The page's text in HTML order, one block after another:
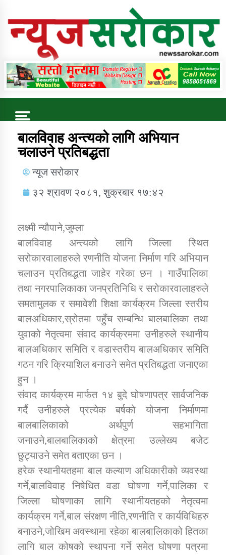
Online News Portal
Trending Now
कुषि बिकास कार्यालय जुम्ला सुचना सन्देश
डिभिजन कार्यालय जुम्लाको सुचना सन्देश
कर्णाली प्रविधि शिक्षालय जुम्लाको सुचना
सामाजिक बिकास कार्यालय जुम्लाकाे सुचना
कार्यक्रम कार्यान्वयन एकाई जुम्लाको सुचना
बालविवाह अन्त्यको लागि अभियान
चलाउने प्रतिबद्धता
न्यूज सरोकार
३२ श्रावण २०८१, शुक्रबार १७:४२
लक्ष्मी न्यौपाने,जुम्ला
बालविवाह अन्त्यको लागि जिल्ला स्थित
सरोकारवालाहरुले रणनीति योजना निर्माण गरि अभियान
चलाउन प्रतिबद्धता जाहेर गरेका छन । गाउँपालिका
तथा नगरपालिकाका जनप्रतिनिधि र सरोकारवालाहरुले
समतामुलक र समावेशी शिक्षा कार्यक्रम जिल्ला स्तरीय
बालअधिकार,स्रोतमा पहुँच सम्बन्धि बालबालिका तथा
युवाको नेतृत्वमा संवाद कार्यक्रममा उनीहरुले स्थानीय
बालअधिकार समिति र वडास्तरीय बालअधिकार समिति
गठन गरि क्रियाशिल बनाउने समेत प्रतिबद्धता जनाएका
हुन ।
संवाद कार्यक्रम मार्फत १४ बुदे घोषणापत्र सार्वजनिक
गर्दै उनीहरुले प्रत्येक बर्षको योजना निर्माणमा
बालबालिकाको अर्थपुर्ण सहभागिता
जनाउने,बालबालिकाको क्षेत्रमा उल्लेख्य बजेट
छुट्याउने समेत बताएका छन ।
हरेक स्थानीयतहमा बाल कल्याण अधिकारीको व्यवस्था
गर्ने,बालविवाह निषेधित वडा घोषणा गर्ने,पालिका र
जिल्ला घोषणाका लागि स्थानीयतहको नेतृत्वमा
कार्यक्रम गर्ने,बाल संरक्षण नीति,रणनीति र कार्यविधिहरु
बनाउने,जोखिम अवस्थामा रहेका बालबालिकाको हितका
लागि बाल कोषको स्थापना गर्ने समेत घोषणा पत्रमा